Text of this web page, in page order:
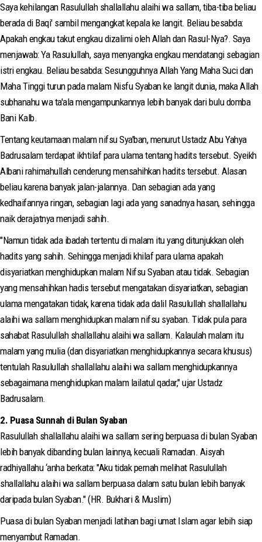
Saya kehilangan Rasulullah shallallahu alaihi wa sallam, tiba-tiba beliau
berada di Baqi' sambil mengangkat kepala ke langit. Beliau besabda:
Apakah engkau takut engkau dizalimi oleh Allah dan Rasul-Nya?. Saya
menjawab: Ya Rasulullah, saya menyangka engkau mendatangi sebagian
istri engkau. Beliau besabda: Sesungguhnya Allah Yang Maha Suci dan
Maha Tinggi turun pada malam Nisfu Syaban ke langit dunia, maka Allah
subhanahu wa ta'ala mengampunkannya lebih banyak dari bulu domba
Bani Kalb.
Tentang keutamaan malam nifsu Sya'ban, menurut Ustadz Abu Yahya
Badrusalam terdapat ikhtilaf para ulama tentang hadits tersebut. Syeikh
Albani rahimahullah cenderung mensahihkan hadits tersebut. Alasan
beliau karena banyak jalan-jalannya. Dan sebagian ada yang
kedhaifannya ringan, sebagian lagi ada yang sanadnya hasan, sehingga
naik derajatnya menjadi sahih.
"Namun tidak ada ibadah tertentu di malam itu yang ditunjukkan oleh
hadits yang sahih. Sehingga menjadi khilaf para ulama apakah
disyariatkan menghidupkan malam Nifsu Syaban atau tidak. Sebagian
yang mensahihkan hadis tersebut mengatakan disyariatkan, sebagian
ulama mengatakan tidak, karena tidak ada dalil Rasulullah shallallahu
alaihi wa sallam menghidupkan malam nifsu syaban. Tidak pula para
sahabat Rasulullah shallallahu alaihi wa sallam. Kalaulah malam itu
malam yang mulia (dan disyariatkan menghidupkannya secara khusus)
tentulah Rasulullah shallallahu alaihi wa sallam menghidupkannya
sebagaimana menghidupkan malam lailatul qadar," ujar Ustadz
Badrusalam.
2. Puasa Sunnah di Bulan Syaban
Rasulullah shallallahu alaihi wa sallam sering berpuasa di bulan Syaban
lebih banyak dibanding bulan lainnya, kecuali Ramadan. Aisyah
radhiyallahu ‘anha berkata: "Aku tidak pernah melihat Rasulullah
shallallahu alaihi wa sallam berpuasa dalam satu bulan lebih banyak
daripada bulan Syaban." (HR. Bukhari & Muslim)
Puasa di bulan Syaban menjadi latihan bagi umat Islam agar lebih siap
menyambut Ramadan.